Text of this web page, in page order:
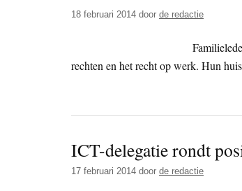
18 februari 2014 door de redactie
rechten en het recht op werk. Hun
ICT-delegatie rondt
17 februari 2014 door de redactie